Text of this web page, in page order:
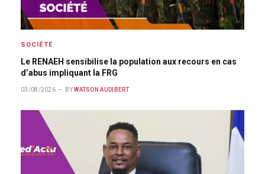
SOCIÉTÉ
Le RENAEH sensibilise la population aux recours en cas
d’abus impliquant la FRG
03/08/2026 BY WATSON AUDIBERT